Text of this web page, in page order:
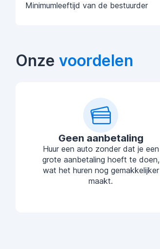
Minimumleeftijd van de bestuurder
Onze voordelen
Geen aanbetaling
Huur een auto zonder dat je een
grote aanbetaling hoeft te doen,
wat het huren nog gemakkelijker
maakt.